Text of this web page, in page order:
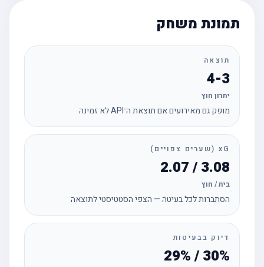
תמונת משחק
תוצאה
4-3
יתרון חוץ
מופק גם מאירועים אם תוצאת ה־API לא זמינה
xG (שערים צפויים)
3.08 / 2.07
בית / חוץ
הסתברות לכל בעיטה — הצפי הסטטיסטי לתוצאה
דיוק בבעיטות
30% / 29%